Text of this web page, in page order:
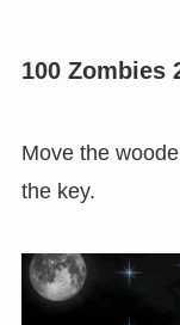
100 Zombies
Move the
the key.